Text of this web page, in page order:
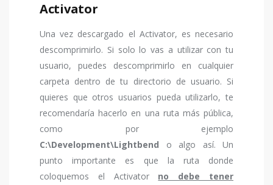
Activator
Una vez descargado el Activator, es necesario
descomprimirlo. Si solo lo vas a utilizar con tu
usuario, puedes descomprimirlo en cualquier
carpeta dentro de tu directorio de usuario. Si
quieres que otros usuarios pueda utilizarlo, te
recomendaría hacerlo en una ruta más pública,
como por ejemplo
C:\Development\Lightbend o algo así. Un
punto importante es que la ruta donde
coloquemos el Activator no debe tener